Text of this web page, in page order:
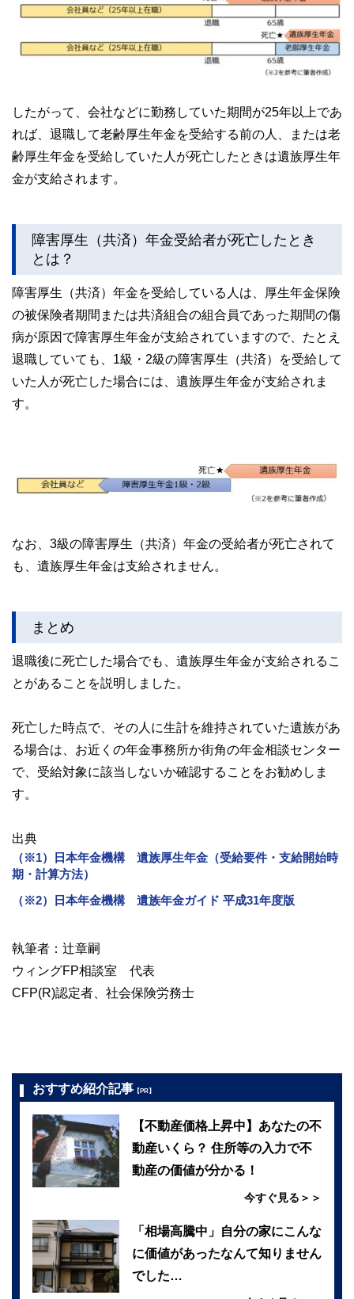
したがって、会社などに勤務していた期間が25年以上であ
れば、退職して老齢厚生年金を受給する前の人、または老
齢厚生年金を受給していた人が死亡したときは遺族厚生年
金が支給されます。
障害厚生（共済）年金受給者が死亡したとき
とは？
障害厚生（共済）年金を受給している人は、厚生年金保険
の被保険者期間または共済組合の組合員であった期間の傷
病が原因で障害厚生年金が支給されていますので、たとえ
退職していても、1級・2級の障害厚生（共済）を受給して
いた人が死亡した場合には、遺族厚生年金が支給されま
す。
なお、3級の障害厚生（共済）年金の受給者が死亡されて
も、遺族厚生年金は支給されません。
まとめ
退職後に死亡した場合でも、遺族厚生年金が支給されるこ
とがあることを説明しました。
死亡した時点で、その人に生計を維持されていた遺族があ
る場合は、お近くの年金事務所か街角の年金相談センター
で、受給対象に該当しないか確認することをお勧めしま
す。
出典
（※1）日本年金機構 遺族厚生年金（受給要件・支給開始時
期・計算方法）
（※2）日本年金機構 遺族年金ガイド 平成31年度版
執筆者：辻章嗣
ウィングFP相談室 代表
CFP(R)認定者、社会保険労務士
おすすめ紹介記事 【PR】
【不動産価格上昇中】あなたの不
動産いくら？ 住所等の入力で不
動産の価値が分かる！
今すぐ見る＞＞
「相場高騰中」自分の家にこんな
に価値があったなんて知りません
でした…